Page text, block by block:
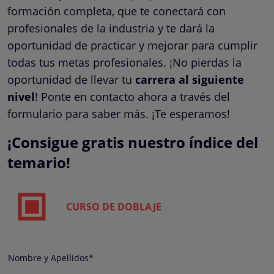
formación completa, que te conectará con
profesionales de la industria y te dará la
oportunidad de practicar y mejorar para cumplir
todas tus metas profesionales. ¡No pierdas la
oportunidad de llevar tu carrera al siguiente
nivel! Ponte en contacto ahora a través del
formulario para saber más. ¡Te esperamos!
¡Consigue gratis nuestro índice del
temario!
CURSO DE DOBLAJE
Nombre y Apellidos*